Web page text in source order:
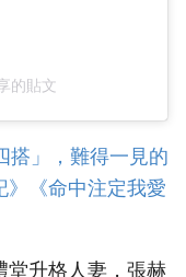
的貼文
搭」，難得一見的
》《命中注定我愛
堂升格人妻，張赫